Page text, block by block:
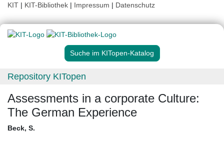
KIT | KIT-Bibliothek | Impressum | Datenschutz
Suche im KITopen-Katalog
Repository KITopen
Assessments in a corporate Culture:
The German Experience
Beck, S.